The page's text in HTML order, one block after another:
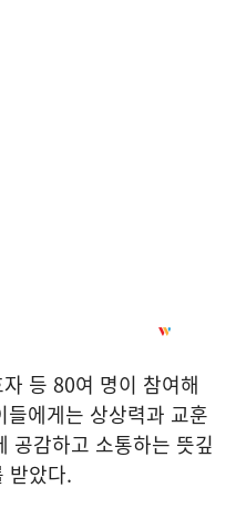
등 80여 명이 참여해
들에게는 상상력과 교훈
공감하고 소통하는 뜻깊
받았다.